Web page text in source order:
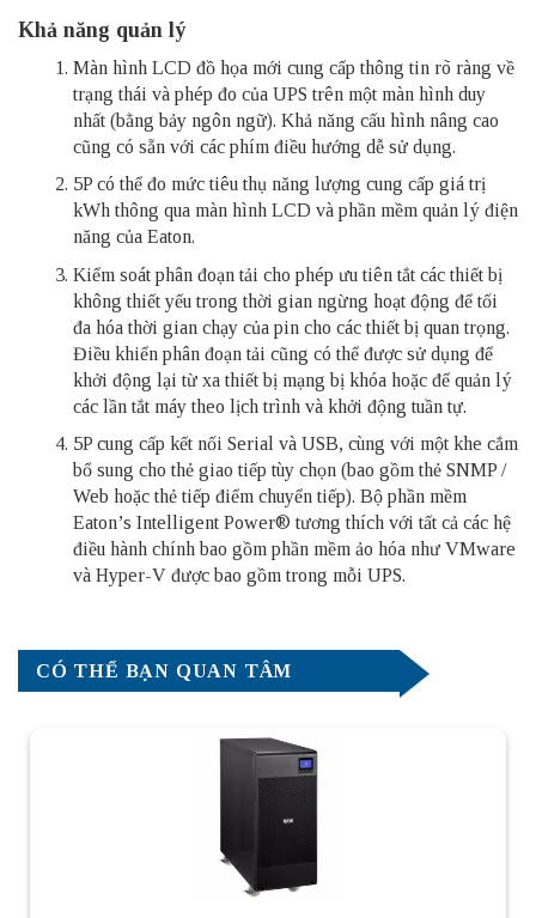
Khả năng quản lý
Màn hình LCD đồ họa mới cung cấp thông tin rõ ràng về
trạng thái và phép đo của UPS trên một màn hình duy
nhất (bằng bảy ngôn ngữ). Khả năng cấu hình nâng cao
cũng có sẵn với các phím điều hướng dễ sử dụng.
5P có thể đo mức tiêu thụ năng lượng cung cấp giá trị
kWh thông qua màn hình LCD và phần mềm quản lý điện
năng của Eaton.
Kiểm soát phân đoạn tải cho phép ưu tiên tắt các thiết bị
không thiết yếu trong thời gian ngừng hoạt động để tối
đa hóa thời gian chạy của pin cho các thiết bị quan trọng.
Điều khiển phân đoạn tải cũng có thể được sử dụng để
khởi động lại từ xa thiết bị mạng bị khóa hoặc để quản lý
các lần tắt máy theo lịch trình và khởi động tuần tự.
5P cung cấp kết nối Serial và USB, cùng với một khe cắm
bổ sung cho thẻ giao tiếp tùy chọn (bao gồm thẻ SNMP /
Web hoặc thẻ tiếp điểm chuyển tiếp). Bộ phần mềm
Eaton’s Intelligent Power® tương thích với tất cả các hệ
điều hành chính bao gồm phần mềm ảo hóa như VMware
và Hyper-V được bao gồm trong mỗi UPS.
CÓ THỂ BẠN QUAN TÂM